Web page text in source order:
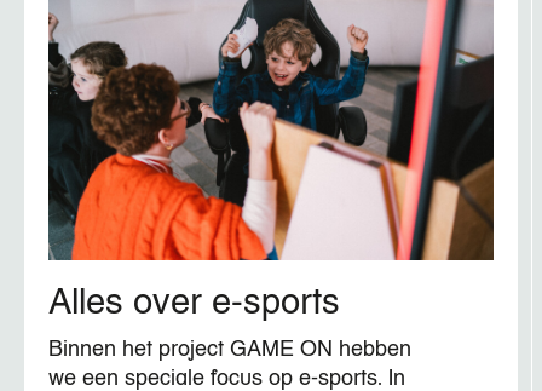
Alles over e-sports
Binnen het project GAME ON hebben
we een speciale focus op e-sports. In